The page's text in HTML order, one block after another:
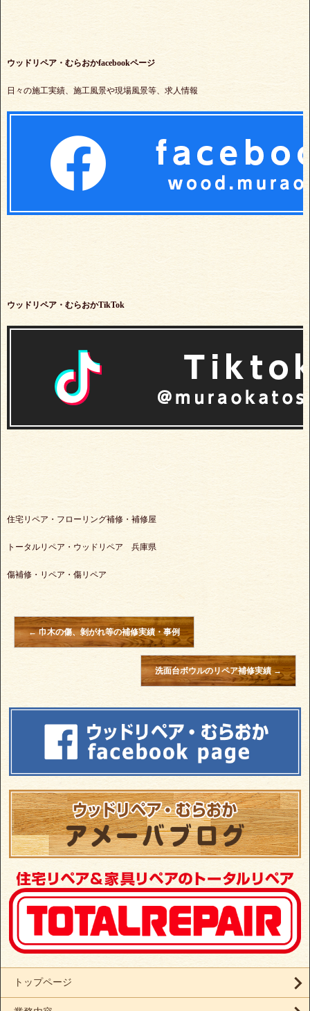
ウッドリペア・むらおかfacebookページ
日々の施工実績、施工風景や現場風景等、求人情報
ウッドリペア・むらおかTikTok
住宅リペア・フローリング補修・補修屋
トータルリペア・ウッドリペア 兵庫県
傷補修・リペア・傷リペア
←巾木の傷、剝がれ等の補修実績・事例
洗面台ボウルのリペア補修実績→
トップページ